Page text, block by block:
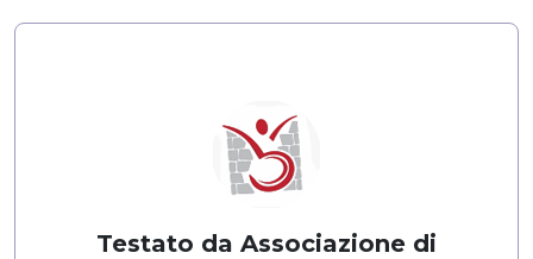
Testato da Associazione di